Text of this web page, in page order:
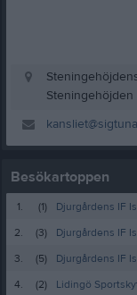
Steningehöjden
Besökartoppen
1. (1)
Djurgårdens IF
2.
(3)
Djurgårdens IF
3.
(5)
Djurgårdens IF
4.
(2)
Lidingö